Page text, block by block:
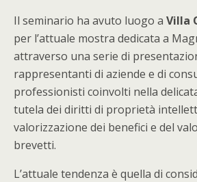
Il seminario ha avuto luogo a Villa
per l’attuale mostra dedicata a
attraverso una serie di
rappresentanti di aziende e di
professionisti coinvolti nella
tutela dei diritti di proprietà
valorizzazione dei benefici e del
brevetti.
L’attuale tendenza è quella di